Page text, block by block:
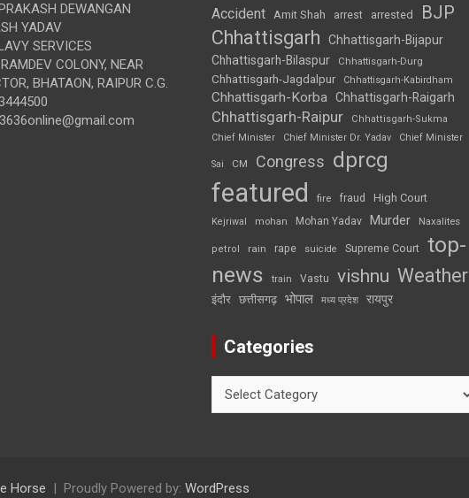
DEWANGAN
YADAV
SERVICES
COLONY, NEAR
BHATAON, RAIPUR C.G.
Accident Amit Shah arrest arrested BJP
Chhattisgarh
Chhattisgarh-Bijapur
Chhattisgarh-Bilaspur
Chhattisgarh-Durg
Chhattisgarh-Jagdalpur Chhattisgarh-Kabirdham
Chhattisgarh-Korba Chhattisgarh-Raigarh
Chhattisgarh-Raipur
Chhattisgarh-Sukma
Chief Minister
Chief Minister Dr. Yadav Chief Minister
Sai CM Congress dprcg
featured fire fraud High Court
Kejriwal mohan Mohan Yadav Murder Naxalites
petrol rain rape suicide Supreme Court top-
news
train Vastu vishnu Weather
इंदौर छत्तीसगढ़ भोपाल मध्य प्रदेश रायपुर
Categories
Horse Proudly Powered by: WordPress